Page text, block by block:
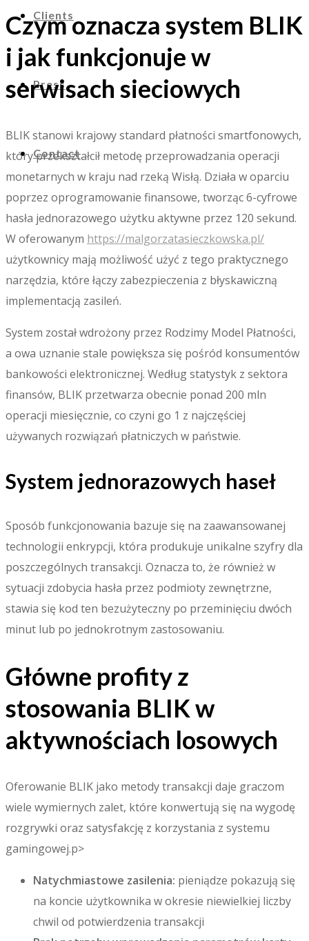
Clients
Press
Contact
Czym oznacza system BLIK
i jak funkcjonuje w
serwisach sieciowych
BLIK stanowi krajowy standard płatności smartfonowych,
który przekształcił metodę przeprowadzania operacji
monetarnych w kraju nad rzeką Wisłą. Działa w oparciu
poprzez oprogramowanie finansowe, tworząc 6-cyfrowe
hasła jednorazowego użytku aktywne przez 120 sekund.
W oferowanym https://malgorzatasieczkowska.pl/
użytkownicy mają możliwość użyć z tego praktycznego
narzędzia, które łączy zabezpieczenia z błyskawiczną
implementacją zasileń.
System został wdrożony przez Rodzimy Model Płatności,
a owa uznanie stale powiększa się pośród konsumentów
bankowości elektronicznej. Według statystyk z sektora
finansów, BLIK przetwarza obecnie ponad 200 mln
operacji miesięcznie, co czyni go 1 z najczęściej
używanych rozwiązań płatniczych w państwie.
System jednorazowych haseł
Sposób funkcjonowania bazuje się na zaawansowanej
technologii enkrypcji, która produkuje unikalne szyfry dla
poszczególnych transakcji. Oznacza to, że również w
sytuacji zdobycia hasła przez podmioty zewnętrzne,
stawia się kod ten bezużyteczny po przeminięciu dwóch
minut lub po jednokrotnym zastosowaniu.
Główne profity z
stosowania BLIK w
aktywnościach losowych
Oferowanie BLIK jako metody transakcji daje graczom
wiele wymiernych zalet, które konwertują się na wygodę
rozgrywki oraz satysfakcję z korzystania z systemu
gamingowej.p>
Natychmiastowe zasilenia: pieniądze pokazują się
na koncie użytkownika w okresie niewielkiej liczby
chwil od potwierdzenia transakcji